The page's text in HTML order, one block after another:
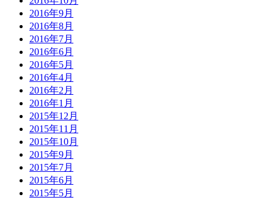
2016年9月
2016年8月
2016年7月
2016年6月
2016年5月
2016年4月
2016年2月
2016年1月
2015年12月
2015年11月
2015年10月
2015年9月
2015年7月
2015年6月
2015年5月